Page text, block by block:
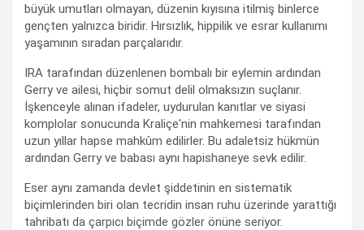
büyük umutları olmayan, düzenin kıyısına itilmiş binlerce
gençten yalnızca biridir. Hırsızlık, hippilik ve esrar kullanımı
yaşamının sıradan parçalarıdır.
IRA tarafından düzenlenen bombalı bir eylemin ardından
Gerry ve ailesi, hiçbir somut delil olmaksızın suçlanır.
İşkenceyle alınan ifadeler, uydurulan kanıtlar ve siyasi
komplolar sonucunda Kraliçe'nin mahkemesi tarafından
uzun yıllar hapse mahkûm edilirler. Bu adaletsiz hükmün
ardından Gerry ve babası aynı hapishaneye sevk edilir.
Eser aynı zamanda devlet şiddetinin en sistematik
biçimlerinden biri olan tecridin insan ruhu üzerinde yarattığı
tahribatı da çarpıcı biçimde gözler önüne seriyor.